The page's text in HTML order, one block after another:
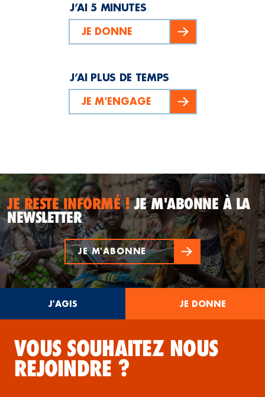
J’AI 5 MINUTES
JE DONNE
J’AI PLUS DE TEMPS
JE M'ENGAGE
JE RESTE INFORMÉ !JE M'ABONNE À LA
NEWSLETTER
JE M'ABONNE
J'AGIS JE DONNE
VOUS SOUHAITEZ NOUS
REJOINDRE ?